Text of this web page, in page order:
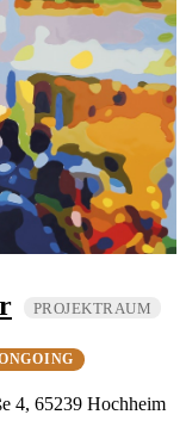
PROJEKTRAUM
4, 65239 Hochheim